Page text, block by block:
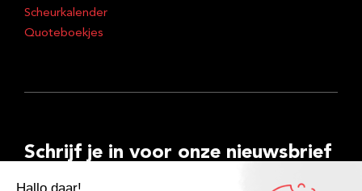
Scheurkalender
Quoteboekjes
Schrijf je in voor onze nieuwsbrief